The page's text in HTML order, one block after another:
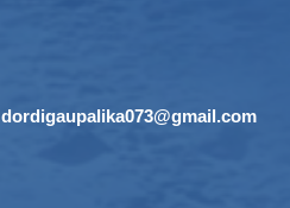
dordigaupalika073@gmail.com